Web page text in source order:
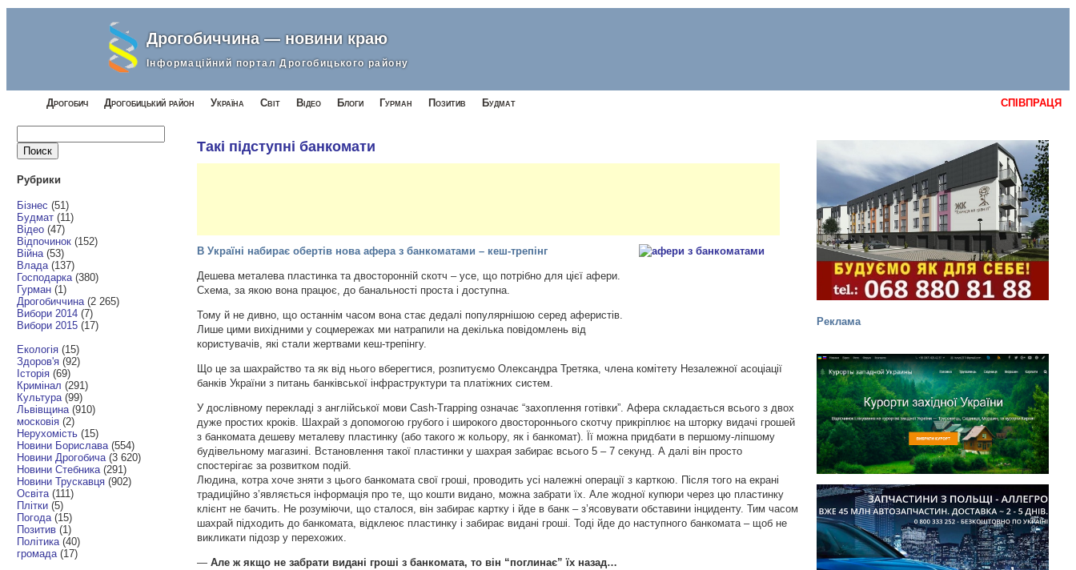
Дрогобиччина — новини краю
Інформаційний портал Дрогобицького району
Дрогобич Дрогобицький район Україна Світ Відео Блоги Гурман СПІВПРАЦЯ
Позитив Будмат
Реклама
Рубрики
Бізнес (51)
Будмат (11)
Відео (47)
Відпочинок (152)
Війна (53)
Влада (137)
Господарка (380)
Гурман (1)
Дрогобиччина (2 265)
Вибори 2014 (7)
Вибори 2015 (17)
Екологія (15)
Здоров'я (92)
Історія (69)
Кримінал (291)
Культура (99)
Львівщина (910)
московія (2)
Нерухомість (15)
Новини Борислава (554)
Новини Дрогобича (3 620)
Новини Стебника (291)
Новини Трускавця (902)
Освіта (111)
Плітки (5)
Погода (15)
Позитив (1)
Політика (40)
громада (17)
Такі підступні банкомати
В Україні набирає обертів нова афера з банкоматами – кеш-трепінг
Дешева металева пластинка та двосторонній скотч – усе, що потрібно для цієї афери.
Схема, за якою вона працює, до банальності проста і доступна.
Тому й не дивно, що останнім часом вона стає дедалі популярнішою серед аферистів.
Лише цими вихідними у соцмережах ми натрапили на декілька повідомлень від
користувачів, які стали жертвами кеш-трепінгу.
Що це за шахрайство та як від нього вберегтися, розпитуємо Олександра Третяка, члена комітету Незалежної асоціації
банків України з питань банківської інфраструктури та платіжних систем.
У дослівному перекладі з англійської мови Cash-Trapping означає “захоплення готівки”. Афера складається всього з двох
дуже простих кроків. Шахрай з допомогою грубого і широкого двостороннього скотчу прикріплює на шторку видачі грошей
з банкомата дешеву металеву пластинку (або такого ж кольору, як і банкомат). Її можна придбати в першому-ліпшому
будівельному магазині. Встановлення такої пластинки у шахрая забирає всього 5 – 7 секунд. А далі він просто
спостерігає за розвитком подій.
Людина, котра хоче зняти з цього банкомата свої гроші, проводить усі належні операції з карткою. Після того на екрані
традиційно з’являється інформація про те, що кошти видано, можна забрати їх. Але жодної купюри через цю пластинку
клієнт не бачить. Не розуміючи, що сталося, він забирає картку і йде в банк – з’ясовувати обставини інциденту. Тим часом
шахрай підходить до банкомата, відклеює пластинку і забирає видані гроші. Тоді йде до наступного банкомата – щоб не
викликати підозр у перехожих.
—Але ж якщо не забрати видані гроші з банкомата, то він “поглинає” їх назад…